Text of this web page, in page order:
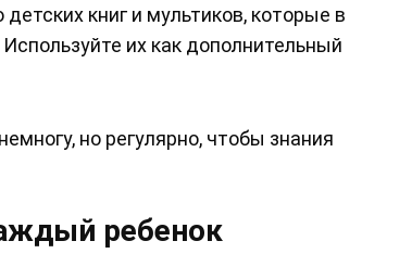
книг и мультиков, которые в
их как дополнительный
но регулярно, чтобы знания
ребенок